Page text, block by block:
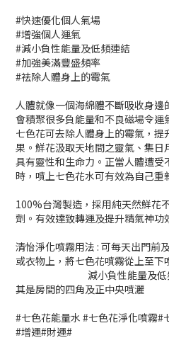
#快速優化個人氣場
#增強個人運氣
#減小負性能量及低頻連結
#加強美滿豐盛頻率
#祛除人體身上的霉氣
人體就像一個海綿體不斷吸收身
會積聚很多負能量和不良磁場令運
七色花可去除人體身上的霉氣，
果。鮮花汲取天地間之靈氣、集日
具有靈性和生命力。正當人體遭
時，噴上七色花水可有效為自己重
100%台灣製造，採用純天然鮮花
劑。有效達致轉運及提升精氣神功
清怡淨化噴霧用法 : 可每天出門前
或衣物上，將七色花噴霧從上至下
減小負性能量及低頻連
其是房間的四角及正中央噴灑
#七色花能量水 #七色花淨化噴霧#
#增運#財運#